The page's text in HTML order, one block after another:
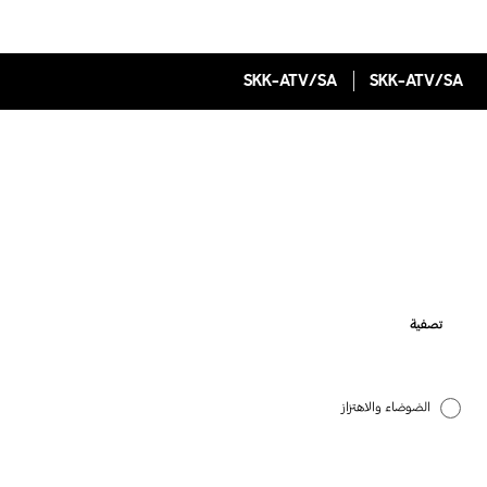
SKK-ATV/SA
SKK-ATV/SA
تصفية
الضوضاء والاهتزاز